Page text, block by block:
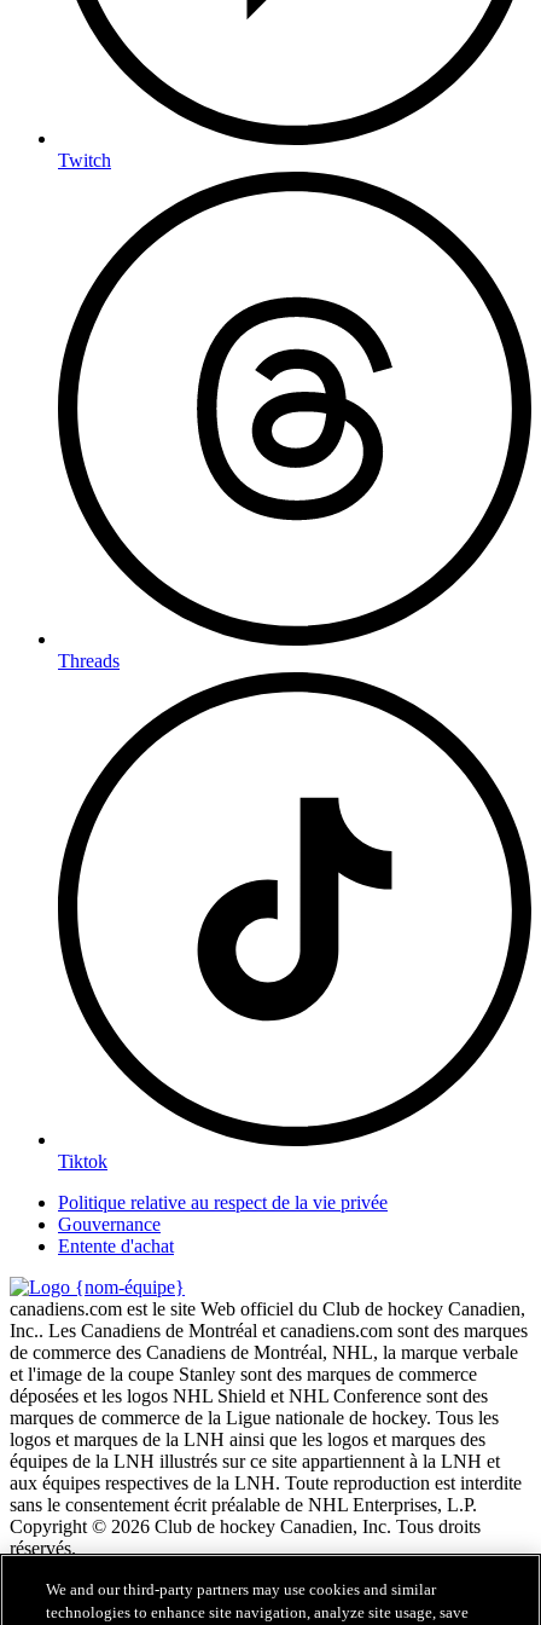
Twitch
Threads
Tiktok
Politique relative au respect de la vie privée
Gouvernance
Entente d'achat
canadiens.com est le site Web officiel du Club de hockey Canadien,
Inc.. Les Canadiens de Montréal et canadiens.com sont des marques
de commerce des Canadiens de Montréal, NHL, la marque verbale
et l'image de la coupe Stanley sont des marques de commerce
déposées et les logos NHL Shield et NHL Conference sont des
marques de commerce de la Ligue nationale de hockey. Tous les
logos et marques de la LNH ainsi que les logos et marques des
équipes de la LNH illustrés sur ce site appartiennent à la LNH et
aux équipes respectives de la LNH. Toute reproduction est interdite
sans le consentement écrit préalable de NHL Enterprises, L.P.
Copyright © 2026 Club de hockey Canadien, Inc. Tous droits
réservés.
Conditions d'utilisation de LNH.com
We and our third-party partners may use cookies and similar
technologies to enhance site navigation, analyze site usage, save